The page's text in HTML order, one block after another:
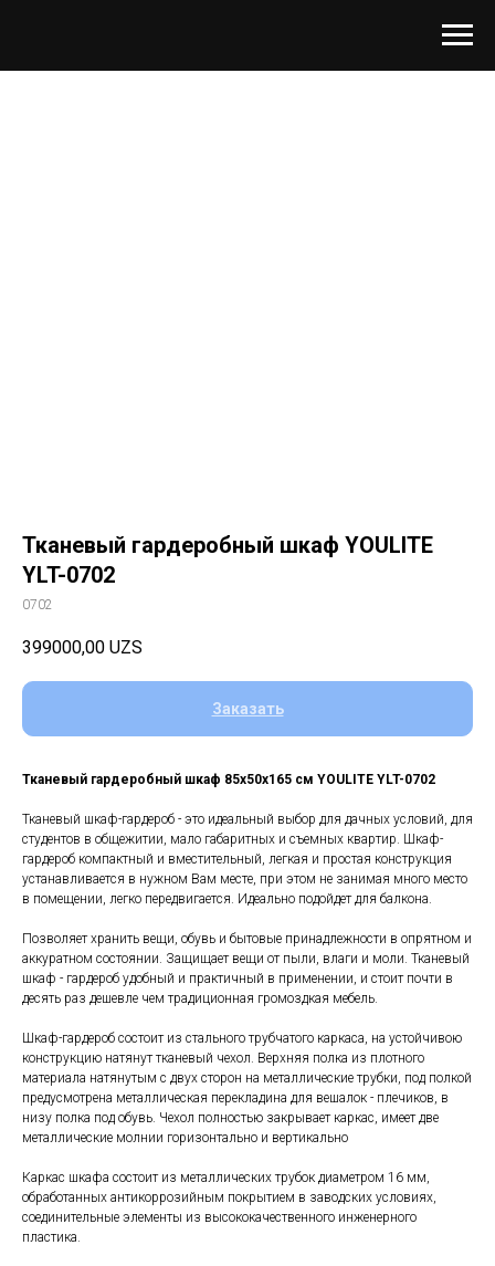
Тканевый гардеробный шкаф YOULITE
YLT-0702
0702
399000,00 UZS
Заказать
Тканевый гардеробный шкаф 85x50x165 см YOULITE YLT-0702
Тканевый шкаф-гардероб - это идеальный выбор для дачных условий, для
студентов в общежитии, мало габаритных и съемных квартир. Шкаф-
гардероб компактный и вместительный, легкая и простая конструкция
устанавливается в нужном Вам месте, при этом не занимая много место
в помещении, легко передвигается. Идеально подойдет для балкона.
Позволяет хранить вещи, обувь и бытовые принадлежности в опрятном и
аккуратном состоянии. Защищает вещи от пыли, влаги и моли. Тканевый
шкаф - гардероб удобный и практичный в применении, и стоит почти в
десять раз дешевле чем традиционная громоздкая мебель.
Шкаф-гардероб состоит из стального трубчатого каркаса, на устойчивою
конструкцию натянут тканевый чехол. Верхняя полка из плотного
материала натянутым с двух сторон на металлические трубки, под полкой
предусмотрена металлическая перекладина для вешалок - плечиков, в
низу полка под обувь. Чехол полностью закрывает каркас, имеет две
металлические молнии горизонтально и вертикально
Каркас шкафа состоит из металлических трубок диаметром 16 мм,
обработанных антикоррозийным покрытием в заводских условиях,
соединительные элементы из высококачественного инженерного
пластика.